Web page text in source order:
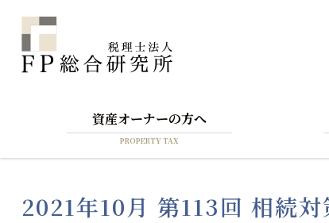
資産オーナーの方へ
PROPERTY TAX
2021年10月 第113回 相続